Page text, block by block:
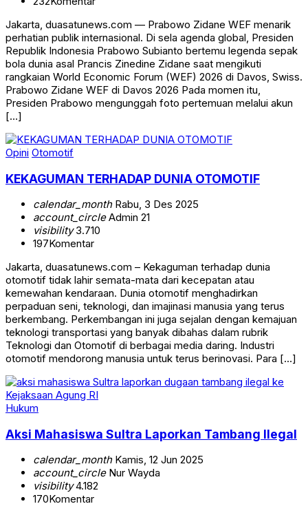
Jakarta, duasatunews.com — Prabowo Zidane WEF menarik
perhatian publik internasional. Di sela agenda global, Presiden
Republik Indonesia Prabowo Subianto bertemu legenda sepak
bola dunia asal Prancis Zinedine Zidane saat mengikuti
rangkaian World Economic Forum (WEF) 2026 di Davos, Swiss.
Prabowo Zidane WEF di Davos 2026 Pada momen itu,
Presiden Prabowo mengunggah foto pertemuan melalui akun
[…]
Opini Otomotif
KEKAGUMAN TERHADAP DUNIA OTOMOTIF
calendar_monthRabu, 3 Des 2025
account_circleAdmin 21
visibility3.710
197Komentar
Jakarta, duasatunews.com – Kekaguman terhadap dunia
otomotif tidak lahir semata-mata dari kecepatan atau
kemewahan kendaraan. Dunia otomotif menghadirkan
perpaduan seni, teknologi, dan imajinasi manusia yang terus
berkembang. Perkembangan ini juga sejalan dengan kemajuan
teknologi transportasi yang banyak dibahas dalam rubrik
Teknologi dan Otomotif di berbagai media daring. Industri
otomotif mendorong manusia untuk terus berinovasi. Para […]
Hukum
Aksi Mahasiswa Sultra Laporkan Tambang Ilegal
calendar_monthKamis, 12 Jun 2025
account_circleNur Wayda
visibility4.182
170Komentar